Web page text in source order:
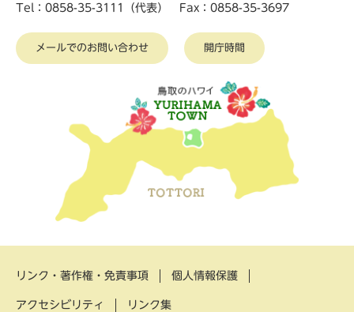
Tel：0858-35-3111（代表） Fax：0858-35-3697
メールでのお問い合わせ 開庁時間
リンク・著作権・免責事項 個人情報保護
アクセシビリティ リンク集